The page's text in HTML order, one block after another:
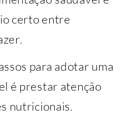
certo entre
para adotar uma
é prestar atenção
nutricionais.